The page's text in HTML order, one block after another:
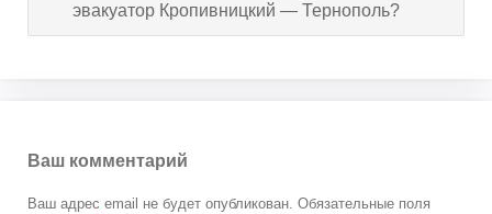
эвакуатор Кропивницкий — Тернополь?
Ваш комментарий
Ваш адрес email не будет опубликован. Обязательные поля